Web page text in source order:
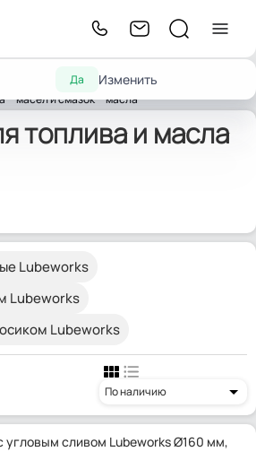
Да Изменить
для замены
масел и смазок
тара для
масла
топлива и масла
Lubeworks
Lubeworks
Lubeworks
По наличию
угловым сливом Lubeworks Ø160 мм,